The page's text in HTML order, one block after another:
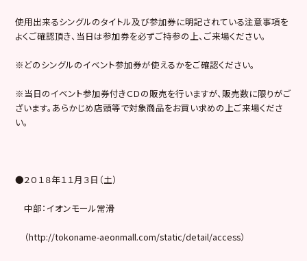
使用出来るシングルのタイトル及び参加券に明記されている注意事項を
よくご確認頂き、当日は参加券を必ずご持参の上、ご来場ください。
※どのシングルのイベント参加券が使えるかをご確認ください。
※当日のイベント参加券付きＣＤの販売を行いますが、販売数に限りがご
ざいます。あらかじめ店頭等で対象商品をお買い求めの上ご来場くださ
い。
●２０１８年１１月３日（土）
中部：イオンモール常滑
（http://tokoname-aeonmall.com/static/detail/access）